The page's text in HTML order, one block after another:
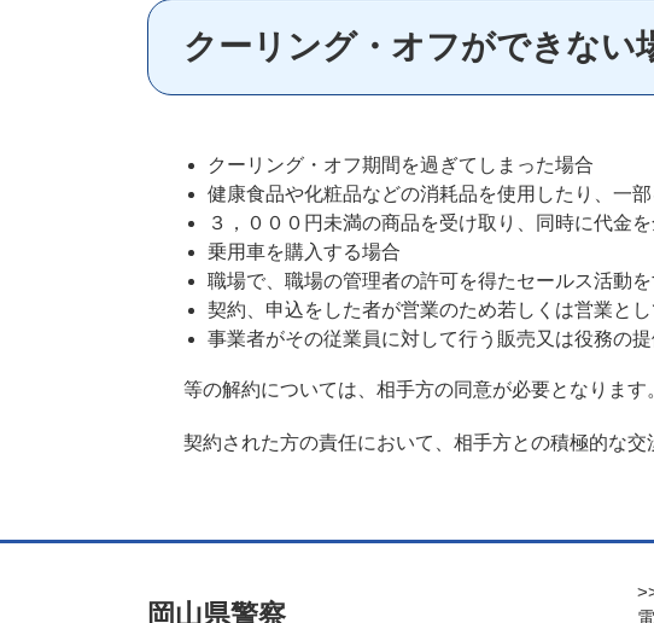
クーリング・オフができない
クーリング・オフ期間を過ぎてしまった場合
健康食品や化粧品などの消耗品を使用したり、一
３，０００円未満の商品を受け取り、同時に代金
乗用車を購入する場合
職場で、職場の管理者の許可を得たセールス活動
契約、申込をした者が営業のため若しくは営業と
事業者がその従業員に対して行う販売又は役務の
等の解約については、相手方の同意が必要となります
契約された方の責任において、相手方との積極的な交
岡山県警察